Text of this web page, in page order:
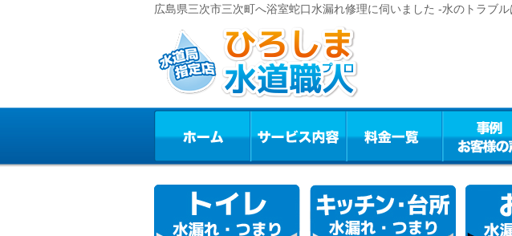
広島県三次市三次町へ浴室蛇口水漏れ修理に伺いました -水のトラブ